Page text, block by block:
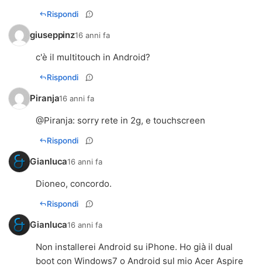
Rispondi
giuseppinz16 anni fa
c'è il multitouch in Android?
Rispondi
Piranja16 anni fa
@Piranja: sorry rete in 2g, e touchscreen
Rispondi
Gianluca16 anni fa
Dioneo, concordo.
Rispondi
Gianluca16 anni fa
Non installerei Android su iPhone. Ho già il dual
boot con Windows7 o Android sul mio Acer Aspire